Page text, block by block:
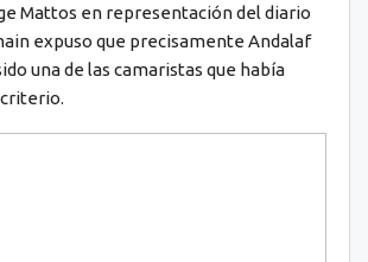
Mattos en representación del diario
expuso que precisamente Andalaf
una de las camaristas que había